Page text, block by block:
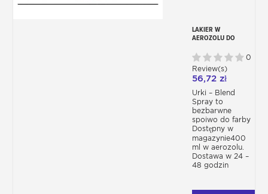
LAKIER W
AEROZOLU DO
URKI – BLEND
0
Review(s)
56,72 zł
Urki – Blend
Spray to
bezbarwne
spoiwo do farby
Dostępny w
magazynie400
ml w aerozolu.
Dostawa w 24 –
48 godzin